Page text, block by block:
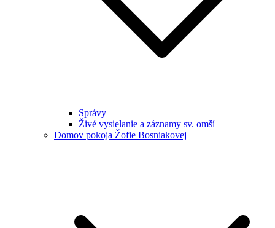
Správy
Živé vysielanie a záznamy sv. omší
Domov pokoja Žofie Bosniakovej